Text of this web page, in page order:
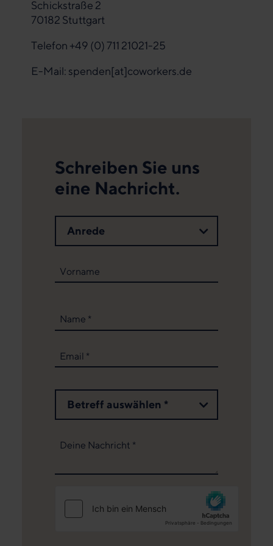
Schickstraße 2
70182 Stuttgart
Telefon +49 (0) 711 21021-25
E-Mail: spenden[at]coworkers.de
Schreiben Sie uns
eine Nachricht.
Anrede
Vorname
Name *
Email *
Betreff auswählen *
Deine Nachricht *